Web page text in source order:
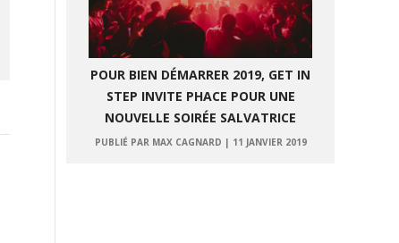
POUR BIEN DÉMARRER 2019, GET IN
STEP INVITE PHACE POUR UNE
NOUVELLE SOIRÉE SALVATRICE
PUBLIÉ PAR MAX CAGNARD | 11 JANVIER 2019